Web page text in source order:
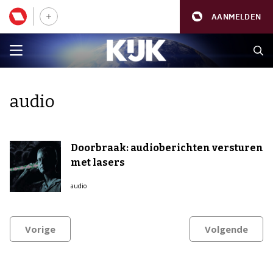
AANMELDEN
audio
Doorbraak: audioberichten versturen
met lasers
audio
Vorige Volgende